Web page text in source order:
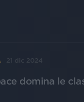
21 dic 2024
domina le